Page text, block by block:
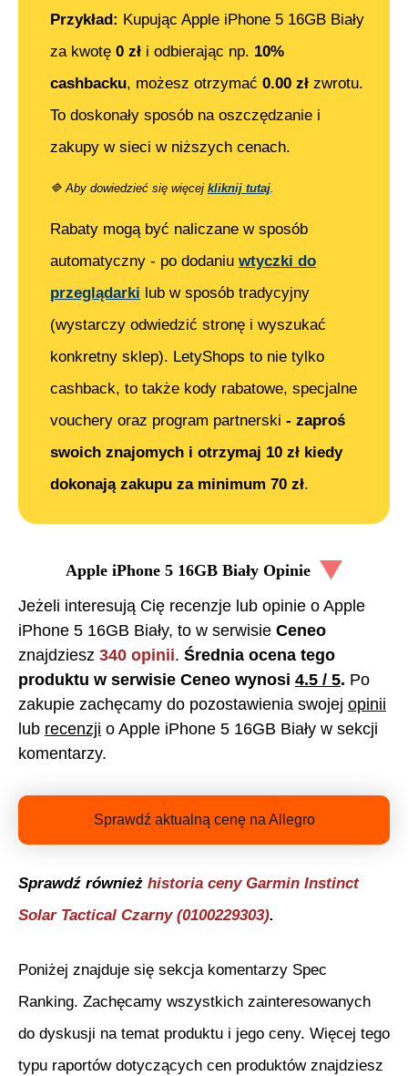
Przykład: Kupując Apple iPhone 5 16GB Biały
za kwotę 0 zł i odbierając np. 10%
cashbacku, możesz otrzymać 0.00 zł zwrotu.
To doskonały sposób na oszczędzanie i
zakupy w sieci w niższych cenach.
🔷 Aby dowiedzieć się więcej kliknij tutaj.
Rabaty mogą być naliczane w sposób
automatyczny - po dodaniu wtyczki do
przeglądarki lub w sposób tradycyjny
(wystarczy odwiedzić stronę i wyszukać
konkretny sklep). LetyShops to nie tylko
cashback, to także kody rabatowe, specjalne
vouchery oraz program partnerski - zaproś
swoich znajomych i otrzymaj 10 zł kiedy
dokonają zakupu za minimum 70 zł.
Apple iPhone 5 16GB Biały Opinie
Jeżeli interesują Cię recenzje lub opinie o Apple
iPhone 5 16GB Biały, to w serwisie Ceneo
znajdziesz 340 opinii. Średnia ocena tego
produktu w serwisie Ceneo wynosi 4.5 / 5. Po
zakupie zachęcamy do pozostawienia swojej opinii
lub recenzji o Apple iPhone 5 16GB Biały w sekcji
komentarzy.
Sprawdź aktualną cenę na Allegro
Sprawdź również historia ceny Garmin Instinct
Solar Tactical Czarny (0100229303).
Poniżej znajduje się sekcja komentarzy Spec
Ranking. Zachęcamy wszystkich zainteresowanych
do dyskusji na temat produktu i jego ceny. Więcej tego
typu raportów dotyczących cen produktów znajdziesz